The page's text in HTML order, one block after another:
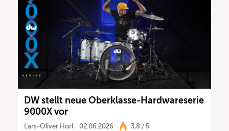
DW stellt neue Oberklasse-Hardwareserie
9000X vor
Lars-Oliver Horl 02.06.2026 3,8 / 5